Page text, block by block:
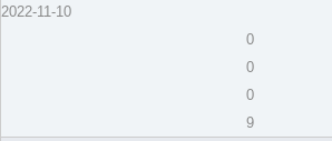
2022-11-10
0
0
0
9